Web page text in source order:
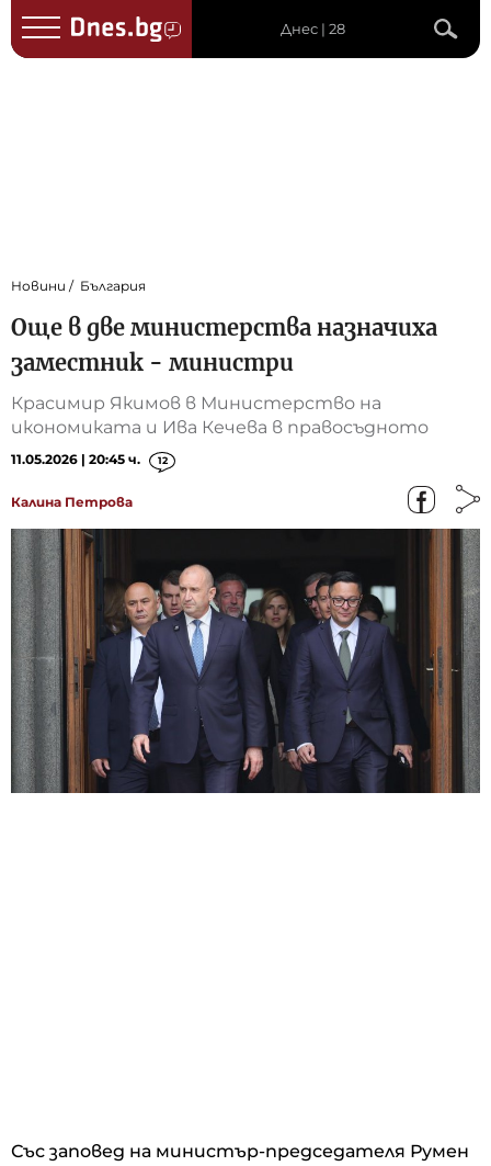
Днес | 28
Новини България
Още в две министерства назначиха
заместник - министри
Красимир Якимов в Министерство на
икономиката и Ива Кечева в правосъдното
11.05.2026 | 20:45 ч. 12
Калина Петрова
Със заповед на министър-председателя Румен